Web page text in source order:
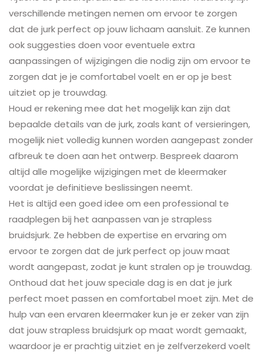
verschillende metingen nemen om ervoor te zorgen
dat de jurk perfect op jouw lichaam aansluit. Ze kunnen
ook suggesties doen voor eventuele extra
aanpassingen of wijzigingen die nodig zijn om ervoor te
zorgen dat je je comfortabel voelt en er op je best
uitziet op je trouwdag.
Houd er rekening mee dat het mogelijk kan zijn dat
bepaalde details van de jurk, zoals kant of versieringen,
mogelijk niet volledig kunnen worden aangepast zonder
afbreuk te doen aan het ontwerp. Bespreek daarom
altijd alle mogelijke wijzigingen met de kleermaker
voordat je definitieve beslissingen neemt.
Het is altijd een goed idee om een professional te
raadplegen bij het aanpassen van je strapless
bruidsjurk. Ze hebben de expertise en ervaring om
ervoor te zorgen dat de jurk perfect op jouw maat
wordt aangepast, zodat je kunt stralen op je trouwdag.
Onthoud dat het jouw speciale dag is en dat je jurk
perfect moet passen en comfortabel moet zijn. Met de
hulp van een ervaren kleermaker kun je er zeker van zijn
dat jouw strapless bruidsjurk op maat wordt gemaakt,
waardoor je er prachtig uitziet en je zelfverzekerd voelt